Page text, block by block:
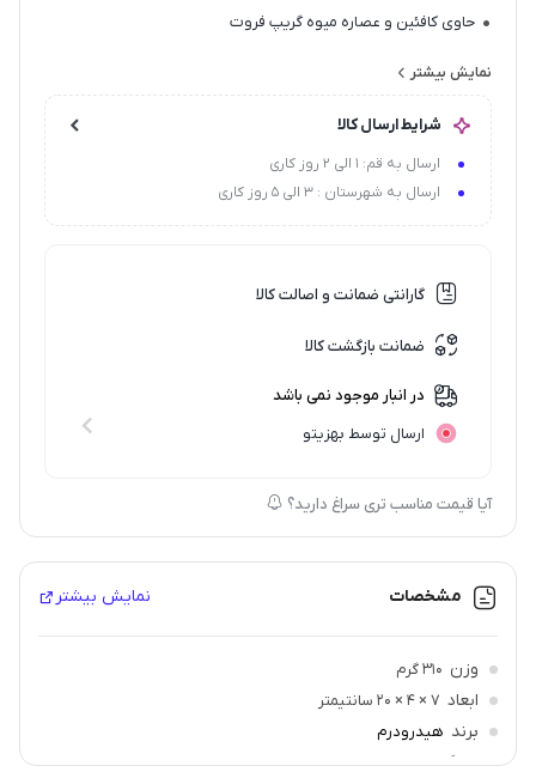
حاوی کافئین و عصاره میوه گریپ فروت
حاوی عصاره ریشه جینسینگ
نمایش بیشتر
شرایط ارسال کالا
ارسال به قم: 1 الی 2 روز کاری
ارسال به شهرستان : 3 الی 5 روز کاری
گارانتی ضمانت و اصالت کالا
ضمانت بازگشت کالا
در انبار موجود نمی باشد
ارسال توسط بهزیتو
آیا قیمت مناسب تری سراغ دارید؟
مشخصات نمایش بیشتر
وزن 310 گرم
ابعاد 7 × 4 × 20 سانتیمتر
برند هیدرودرم
سازگار با انواع مو